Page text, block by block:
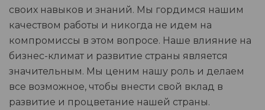
своих навыков и знаний. Мы гордимся нашим
качеством работы и никогда не идем на
компромиссы в этом вопросе. Наше влияние на
бизнес-климат и развитие страны является
значительным. Мы ценим нашу роль и делаем
все возможное, чтобы внести свой вклад в
развитие и процветание нашей страны.